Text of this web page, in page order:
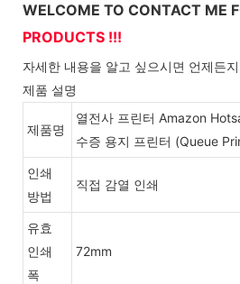
WELCOME TO CONTACT ME
PRODUCTS !!!
자세한 내용을 알고 싶으시면 언제든
제품 설명
제품명
열전사 프린터 Amazon
수증 용지 프린터 (Queue
인쇄
방법
직접 감열 인쇄
유효
인쇄
폭
72mm